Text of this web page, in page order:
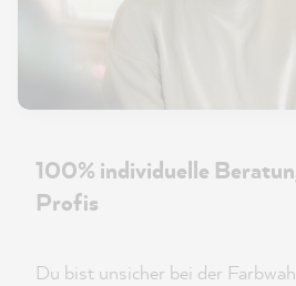
100% individuelle
Profis
Du bist unsicher bei der